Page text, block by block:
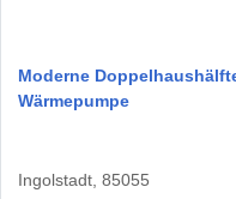
Moderne
Wärmepumpe
Ingolstadt, 85055